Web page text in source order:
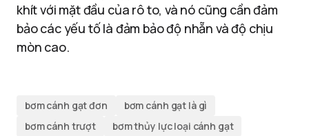
khít với mặt đầu của rô to, và nó cũng cần đảm
bảo các yếu tố là đảm bảo độ nhẵn và độ chịu
mòn cao.
bơm cánh gạt đơn
bơm cánh gạt là gì
bơm cánh trượt
bơm thủy lực loại cánh gạt